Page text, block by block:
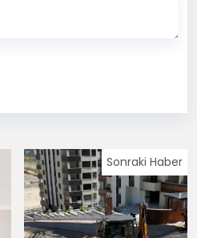
Sonraki Haber